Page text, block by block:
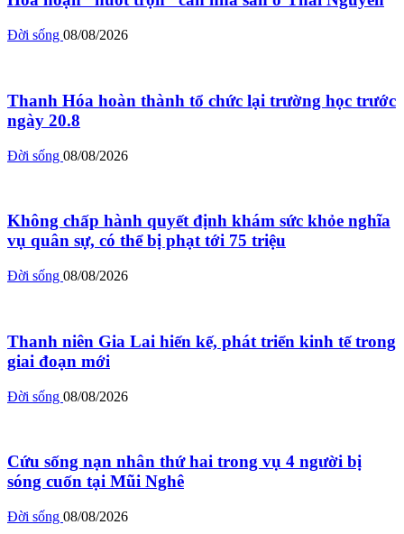
Đời sống 08/08/2026
Thanh Hóa hoàn thành tổ chức lại trường học trước
ngày 20.8
Đời sống 08/08/2026
Không chấp hành quyết định khám sức khỏe nghĩa
vụ quân sự, có thể bị phạt tới 75 triệu
Đời sống 08/08/2026
Thanh niên Gia Lai hiến kế, phát triển kinh tế trong
giai đoạn mới
Đời sống 08/08/2026
Cứu sống nạn nhân thứ hai trong vụ 4 người bị
sóng cuốn tại Mũi Nghê
Đời sống 08/08/2026